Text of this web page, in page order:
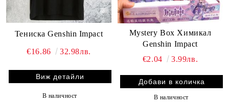
Тениска Genshin Impact
€16.86 32.98лв.
Виж детайли
В наличност
Mystery Box Химикал
Genshin Impact
€2.04
3.99лв.
В наличност